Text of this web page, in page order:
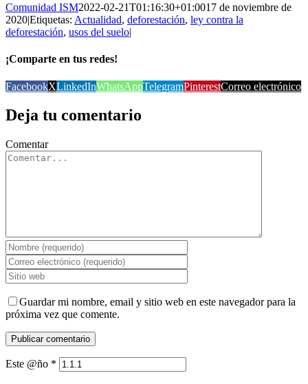
Comunidad ISM2022-02-21T01:16:30+01:0017 de noviembre de
2020|Etiquetas: Actualidad, deforestación, ley contra la
deforestación, usos del suelo|
¡Comparte en tus redes!
FacebookXLinkedInWhatsAppTelegramPinterestCorreo electrónico
Deja tu comentario
Comentar
Guardar mi nombre, email y sitio web en este navegador para la
próxima vez que comente.
Este @ño *